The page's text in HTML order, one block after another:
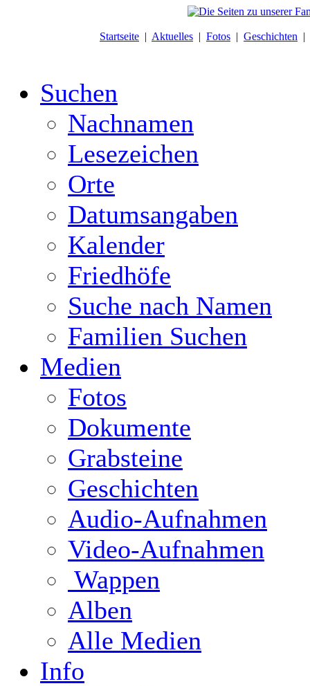
Startseite | Aktuelles | Fotos | Geschichten |
Suchen
Nachnamen
Lesezeichen
Orte
Datumsangaben
Kalender
Friedhöfe
Suche nach Namen
Familien Suchen
Medien
Fotos
Dokumente
Grabsteine
Geschichten
Audio-Aufnahmen
Video-Aufnahmen
Wappen
Alben
Alle Medien
Info